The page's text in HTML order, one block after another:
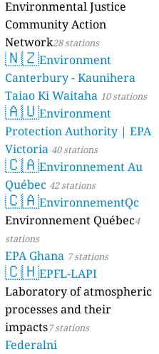
Environmental Justice
Community Action
Network28 stations
🇳🇿Environment
Canterbury - Kaunihera
Taiao Ki Waitaha 10 stations
🇦🇺Environment
Protection Authority | EPA
Victoria 40 stations
🇨🇦Environnement Au
Québec 42 stations
🇨🇦EnvironnementQc
Environnement Québec4
stations
EPA Ghana 7 stations
🇨🇭EPFL-LAPI
Laboratory of atmospheric
processes and their
impacts7 stations
Federalni